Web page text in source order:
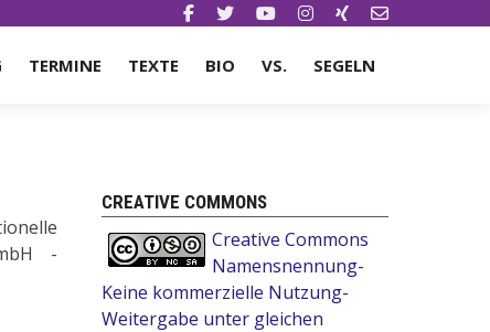
TERMINE TEXTE BIO VS. SEGELN
-
CREATIVE COMMONS
Creative Commons
Namensnennung-
Keine kommerzielle Nutzung-
Weitergabe unter gleichen